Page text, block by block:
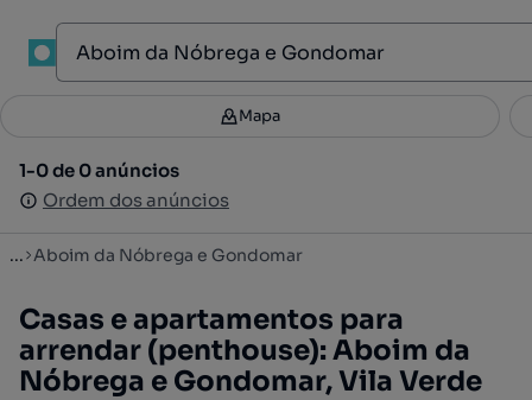
Filtros 3
1-0 de 0 anúncios
Ordem dos anúncios
Mapa
1-0 de 0 anúncios
Ordem dos anúncios
... Aboim da Nóbrega e Gondomar
Casas e apartamentos para
arrendar (penthouse): Aboim da
Nóbrega e Gondomar, Vila Verde